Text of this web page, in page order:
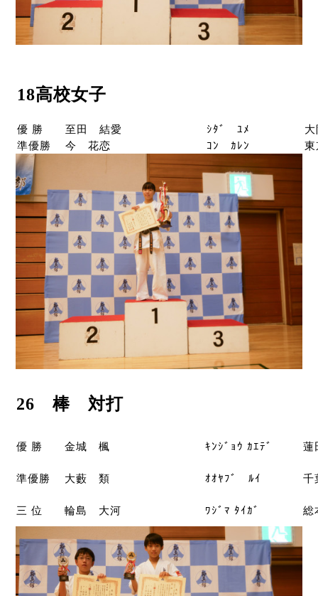
18高校女子
優 勝 至田 結愛 ｼﾀﾞ ﾕﾒ
準優勝
今 花恋 ｺﾝ ｶﾚﾝ 東
26 棒 対打
優 勝 金城 楓 ｷﾝｼﾞｮｳ ｶｴﾃﾞ 蓮
準優勝 大藪 類 ｵｵﾔﾌﾞ ﾙｲ 千
三 位 輪島 大河 ﾜｼﾞﾏ ﾀｲｶﾞ 総